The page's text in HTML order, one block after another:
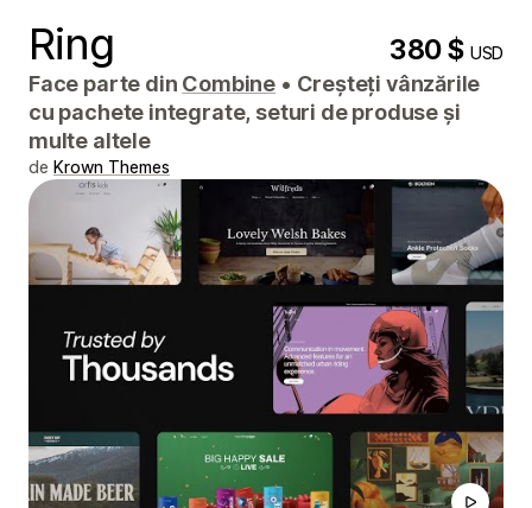
Ring 380 $USD
Face parte din Combine • Creșteți vânzările
cu pachete integrate, seturi de produse și
multe altele
de Krown Themes